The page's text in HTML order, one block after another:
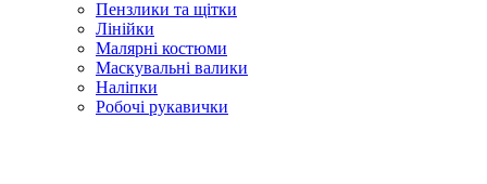
Пензлики та щітки
Лінійки
Малярні костюми
Маскувальні валики
Наліпки
Робочі рукавички